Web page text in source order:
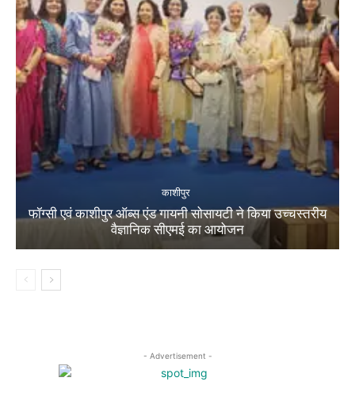
काशीपुर
फॉग्सी एवं काशीपुर ऑब्स एंड गायनी सोसायटी ने किया उच्चस्तरीय
वैज्ञानिक सीएमई का आयोजन
- Advertisement -